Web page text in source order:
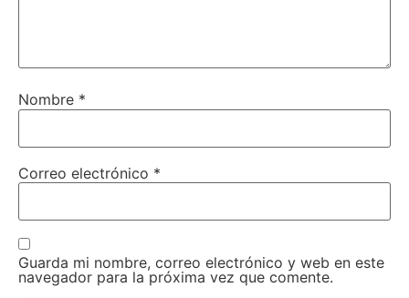
Nombre *
Correo electrónico *
Guarda mi nombre, correo electrónico y web en este
navegador para la próxima vez que comente.